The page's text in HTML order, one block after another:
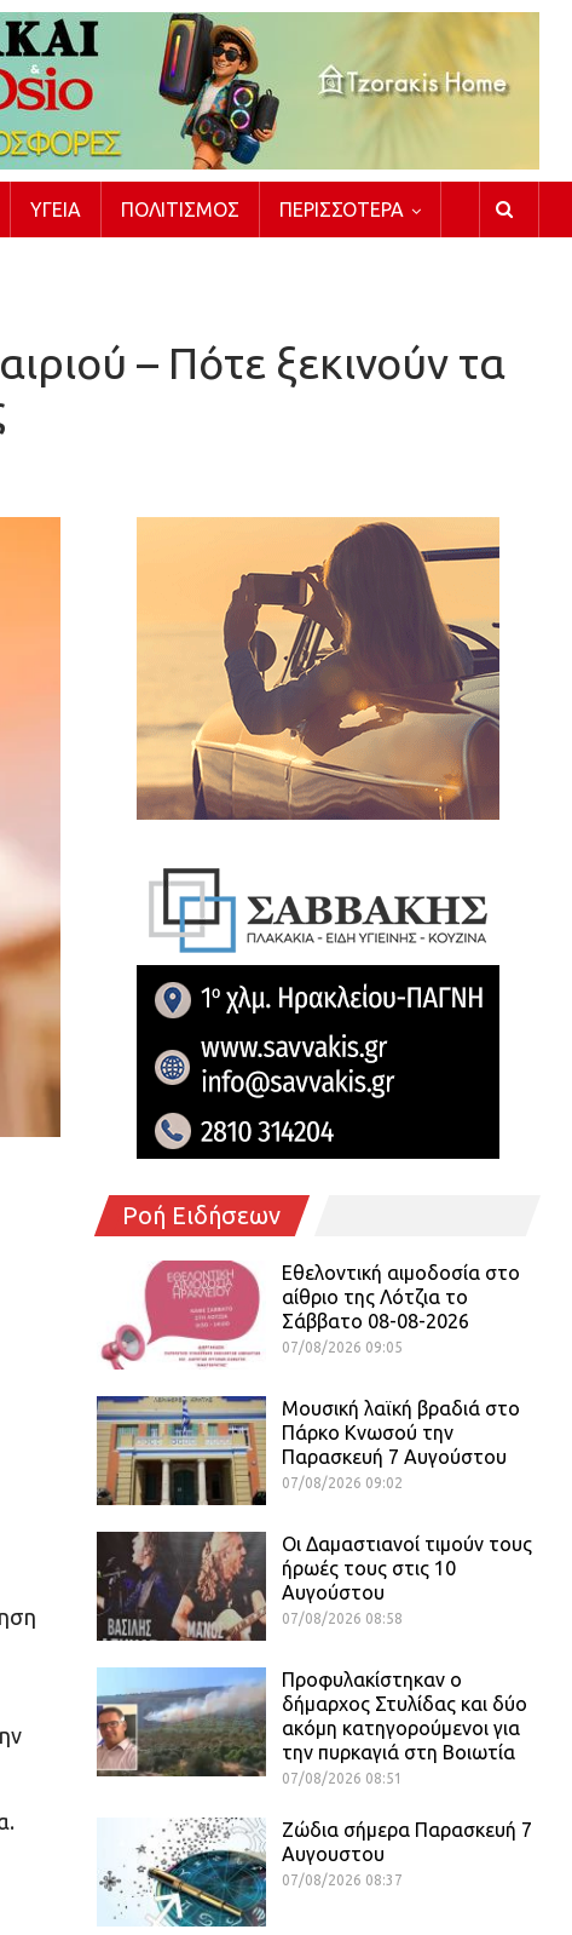
ΥΓΕΊΑ ΠΟΛΙΤΙΣΜΌΣ ΠΕΡΙΣΣΌΤΕΡΑ
– Πότε ξεκινούν τα
Ροή Ειδήσεων
Εθελοντική αιμοδοσία στο
αίθριο της Λότζια το
Σάββατο 08-08-2026
07/08/2026 09:05
Μουσική λαϊκή βραδιά στο
Πάρκο Κνωσού την
Παρασκευή 7 Αυγούστου
07/08/2026 09:02
Οι Δαμαστιανοί τιμούν τους
ήρωές τους στις 10
Αυγούστου
07/08/2026 08:58
Προφυλακίστηκαν ο
δήμαρχος Στυλίδας και δύο
ακόμη κατηγορούμενοι για
την πυρκαγιά στη Βοιωτία
07/08/2026 08:51
Ζώδια σήμερα Παρασκευή 7
Αυγουστου
07/08/2026 08:37